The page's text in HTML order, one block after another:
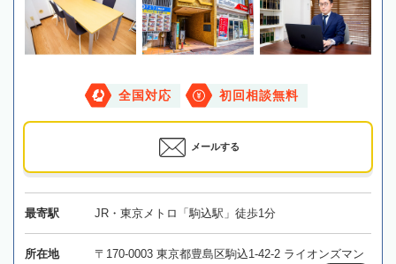
全国対応 初回相談無料
メールする
最寄駅 JR・東京メトロ「駒込駅」徒歩1分
所在地
〒170-0003 東京都豊島区駒込1-42-2 ライオンズマン